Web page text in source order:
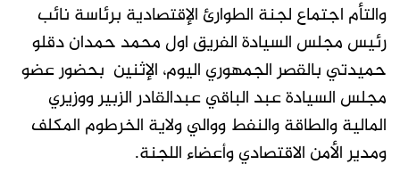
والتأم اجتماع لجنة الطوارئ الإقتصادية برئاسة نائب
رئيس مجلس السيادة الفريق اول محمد حمدان دقلو
حميدتي بالقصر الجمهوري اليوم، الإثنين بحضور عضو
مجلس السيادة عبد الباقي عبدالقادر الزبير ووزيري
المالية والطاقة والنفط ووالي ولاية الخرطوم المكلف
ومدير الأمن الاقتصادي وأعضاء اللجنة.